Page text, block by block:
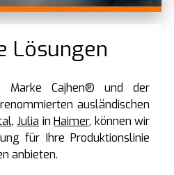
Lösungen
Marke Cajhen® und der
ausländischen
,Julia inHaimer, können wir
für Ihre Produktionslinie
anbieten.